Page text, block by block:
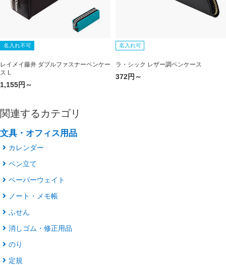
名入れ不可
レイメイ藤井 ダブルファスナーペンケー
ス L
1,155円～
名入れ可
ラ・シック レザー調ペンケース
372円～
関連するカテゴリ
文具・オフィス用品
カレンダー
ペン立て
ペーパーウェイト
ノート・メモ帳
ふせん
消しゴム・修正用品
のり
定規